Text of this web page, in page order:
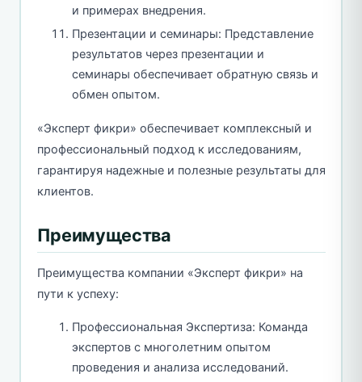
и примерах внедрения.
Презентации и семинары: Представление
результатов через презентации и
семинары обеспечивает обратную связь и
обмен опытом.
«Эксперт фикри» обеспечивает комплексный и
профессиональный подход к исследованиям,
гарантируя надежные и полезные результаты для
клиентов.
Преимущества
Преимущества компании «Эксперт фикри» на
пути к успеху:
Профессиональная Экспертиза: Команда
экспертов с многолетним опытом
проведения и анализа исследований.